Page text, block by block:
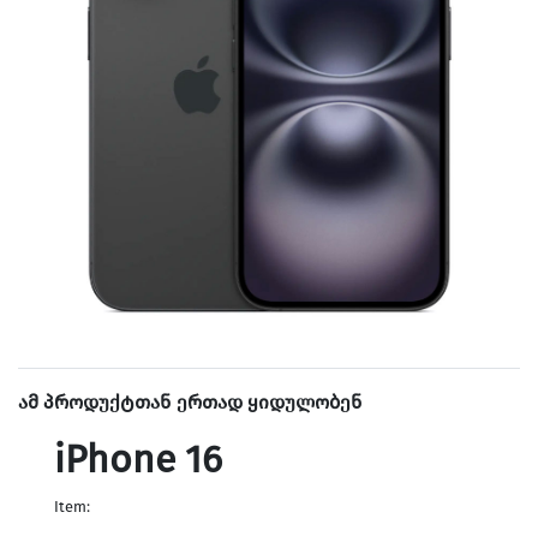
ამ პროდუქტთან ერთად ყიდულობენ
iPhone 16
Item: